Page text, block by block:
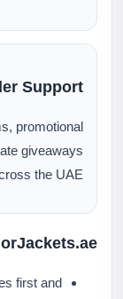
Support
promotional
giveaways
the UAE.
first and